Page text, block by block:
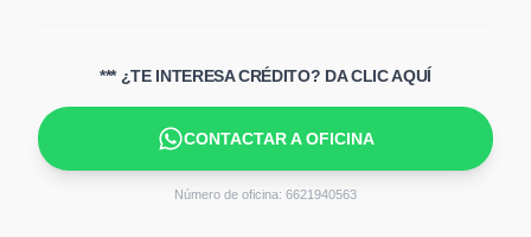
*** ¿TE INTERESA CRÉDITO? DA CLIC AQUÍ
CONTACTAR A OFICINA
Número de oficina: 6621940563